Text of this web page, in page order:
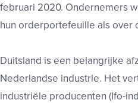
februari 2020. Ondernemers
hun orderportefeuille als over
Duitsland is een belangrijke
Nederlandse industrie. Het
industriële producenten (Ifo-